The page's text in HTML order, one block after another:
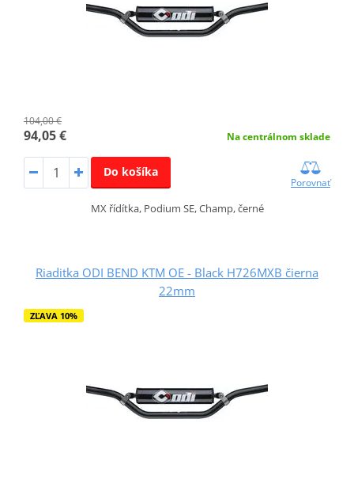
104,00 €
94,05 € Na centrálnom sklade
Do košíka
Porovnať
MX řídítka, Podium SE, Champ, černé
Riaditka ODI BEND KTM OE - Black H726MXB čierna
22mm
ZĽAVA 10%